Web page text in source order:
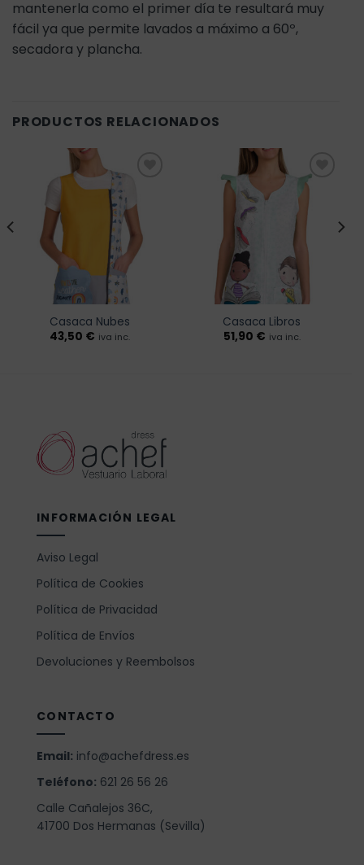
mantenerla como el primer día te resultará muy
fácil ya que permite lavados a máximo a 60º,
secadora y plancha.
PRODUCTOS RELACIONADOS
lista de
deseos
Casaca Nubes
43,50 € iva inc.
Añadir
lista de
deseos
Casaca Libros
51,90 € iva inc.
INFORMACIÓN LEGAL
Aviso Legal
Política de Cookies
Política de Privacidad
Política de Envíos
Devoluciones y Reembolsos
CONTACTO
Email: info@achefdress.es
Teléfono: 621 26 56 26
Calle Cañalejos 36C,
41700 Dos Hermanas (Sevilla)